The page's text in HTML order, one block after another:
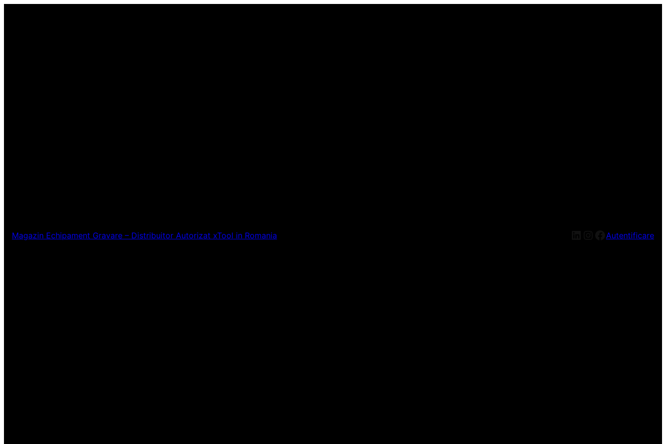
Magazin Echipament Gravare – Distribuitor Autorizat xTool in Romania LinkedIn
Instagram
Facebook
Autentificare